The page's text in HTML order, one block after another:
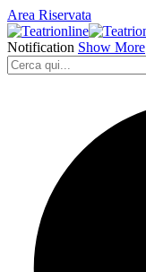
Area Riservata
Notification Show More